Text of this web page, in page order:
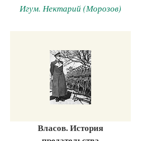
Игум. Нектарий (Морозов)
Власов. История